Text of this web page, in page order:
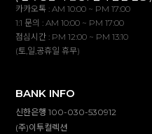
카카오톡 : AM 10:00 ~ PM 17:00
1:1 문의 : AM 10:00 ~ PM 17:00
점심시간 : PM 12:00 ~ PM 13:10
(토,일,공휴일 휴무)
BANK INFO
신한은행 100-030-530912
(주)이투컬렉션